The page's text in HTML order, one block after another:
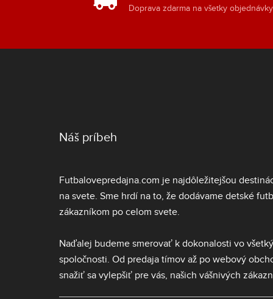
Doprava zdarma na všetky objednávky
Náš príbeh
Futbalovepredajna.com je najdôležitejšou
na svete. Sme hrdí na to, že dodávame detské
zákazníkom po celom svete.
Naďalej budeme smerovať k dokonalosti vo
spoločnosti. Od predaja tímov až po webový
snažiť sa vylepšiť pre vás, našich vášnivých